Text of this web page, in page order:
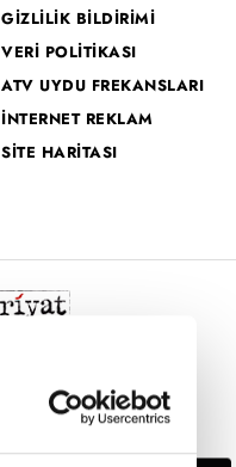
GİZLİLİK BİLDİRİMİ
VERİ POLİTİKASI
ATV UYDU FREKANSLARI
İNTERNET REKLAM
SİTE HARİTASI